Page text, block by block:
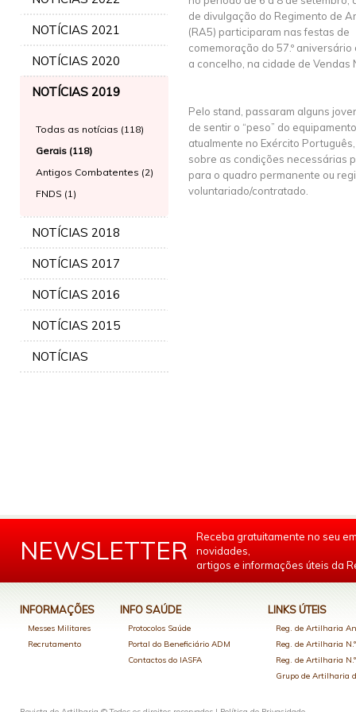
NOTÍCIAS 2021
NOTÍCIAS 2020
NOTÍCIAS 2019
Todas as notícias (118)
Gerais (118)
Antigos Combatentes (2)
FNDS (1)
NOTÍCIAS 2018
NOTÍCIAS 2017
NOTÍCIAS 2016
NOTÍCIAS 2015
NOTÍCIAS
de divulgação do Regimento de
(RA5) participaram nas festas de
comemoração do 57.º
a concelho, na cidade de Vendas
Pelo stand, passaram alguns
de sentir o “peso” do
atualmente no Exército
sobre as condições necessárias
para o quadro permanente ou
voluntariado/contratado.
NEWSLETTER
Receba gratuitamente no seu
novidades,
artigos e informações úteis da
INFORMAÇÕES
Messes Militares
Recrutamento
INFO SAÚDE
Protocolos Saúde
Portal do Beneficiário ADM
Contactos do IASFA
LINKS ÚTEIS
Reg. de Artilharia
Reg. de Artilharia
Reg. de Artilharia
Grupo de Artilharia